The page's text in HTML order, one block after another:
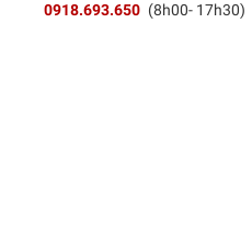
0918.693.650 (8h00- 17h30)